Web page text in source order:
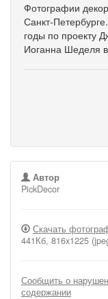
Фотографии
Санкт-
годы по проекту
Иоганна Шеделя в
Автор
PickDecor
Скачать
441Кб, 816x1225
Сообщить о
содержании